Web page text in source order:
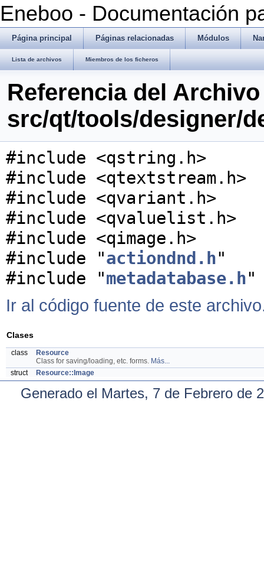
Eneboo - Documentación
Página principal Páginas relacionadas Módulos
Lista de archivos Miembros de los ficheros
Referencia del Archivo
src/qt/tools/designer/
#include <qstring.h>
#include <qtextstream.h>
#include <qvariant.h>
#include <qvaluelist.h>
#include <qimage.h>
#include "actiondnd.h"
#include "metadatabase.h"
Ir al código fuente de este
Clases
class
Resource
Class for saving/loading, etc. forms. Más...
struct
Resource::Image
Generado el Martes, 7 de Febrero de